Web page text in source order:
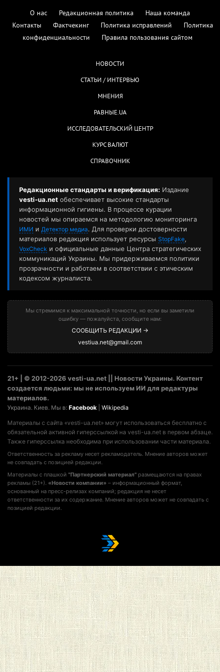
О нас Редакционная политика
Наша команда
Контакты
Фактчекинг Политика исправлений
Политика
конфиденциальности
Правила пользования сайтом
НОВОСТИ
СТАТЬИ / ИНТЕРВЬЮ
МНЕНИЯ
РАВНЫЕ.UA
ИССЛЕДОВАТЕЛЬСКИЙ ЦЕНТР
КУРС ВАЛЮТ
СПРАВОЧНИК
Редакционные стандарты и верификация: Издание
vesti-ua.net обеспечивает высокие стандарты
информационной гигиены. В процессе курации
новостей мы опираемся на методологию мониторинга
ИМИ и Детектор медиа. Для проверки достоверности
материалов редакция использует ресурсы StopFake,
VoxCheck и официальные данные Центра стратегических
коммуникаций Украины. Мы придерживаемся политики
прозрачности и работаем в соответствии с этическим
кодексом журналиста.
Мы стремимся к максимальной точности, но если вы заметили
ошибку — пожалуйста, сообщите нам:
СООБЩИТЬ РЕДАКЦИИ →
vestiua.net@gmail.com
21+ | © 2012-2026 vesti-ua.net || Новости Украины. Контент
создается людьми: мы не используем ИИ для редактуры
материалов.
Украина. Киев. Мы в: Facebook Wikipedia
Материалы с сайта «vesti-ua.net» могут использоваться бесплатно с
обязательной активной гиперссылкой на vesti-ua.net в первом абзаце.
Также гиперссылка необходима при использовании части материала.
Ответственность за рекламу несет рекламодатель. Мнение авторов может
не совпадать с позицией редакции.
Материалы с плашкой "Партнерский материал" размещаются на правах
рекламы (21+). «Новости компании» – информационный формат,
основанный на пресс-релизах компаний; редакция не несет
ответственности за их содержание. Мнение авторов может не совпадать с
позицией редакции.